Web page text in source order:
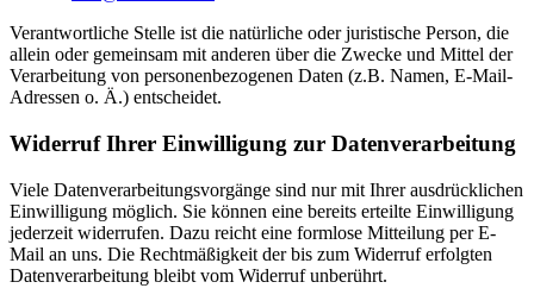
Verantwortliche Stelle ist die natürliche oder juristische Person, die
allein oder gemeinsam mit anderen über die Zwecke und Mittel der
Verarbeitung von personenbezogenen Daten (z.B. Namen, E-Mail-
Adressen o. Ä.) entscheidet.
Widerruf Ihrer Einwilligung zur Datenverarbeitung
Viele Datenverarbeitungsvorgänge sind nur mit Ihrer ausdrücklichen
Einwilligung möglich. Sie können eine bereits erteilte Einwilligung
jederzeit widerrufen. Dazu reicht eine formlose Mitteilung per E-
Mail an uns. Die Rechtmäßigkeit der bis zum Widerruf erfolgten
Datenverarbeitung bleibt vom Widerruf unberührt.